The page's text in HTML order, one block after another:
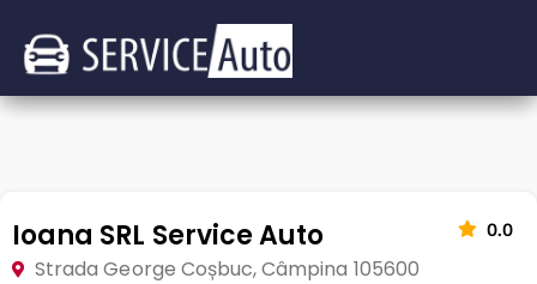
Ioana SRL Service Auto 0.0
Strada George Coșbuc, Câmpina 105600